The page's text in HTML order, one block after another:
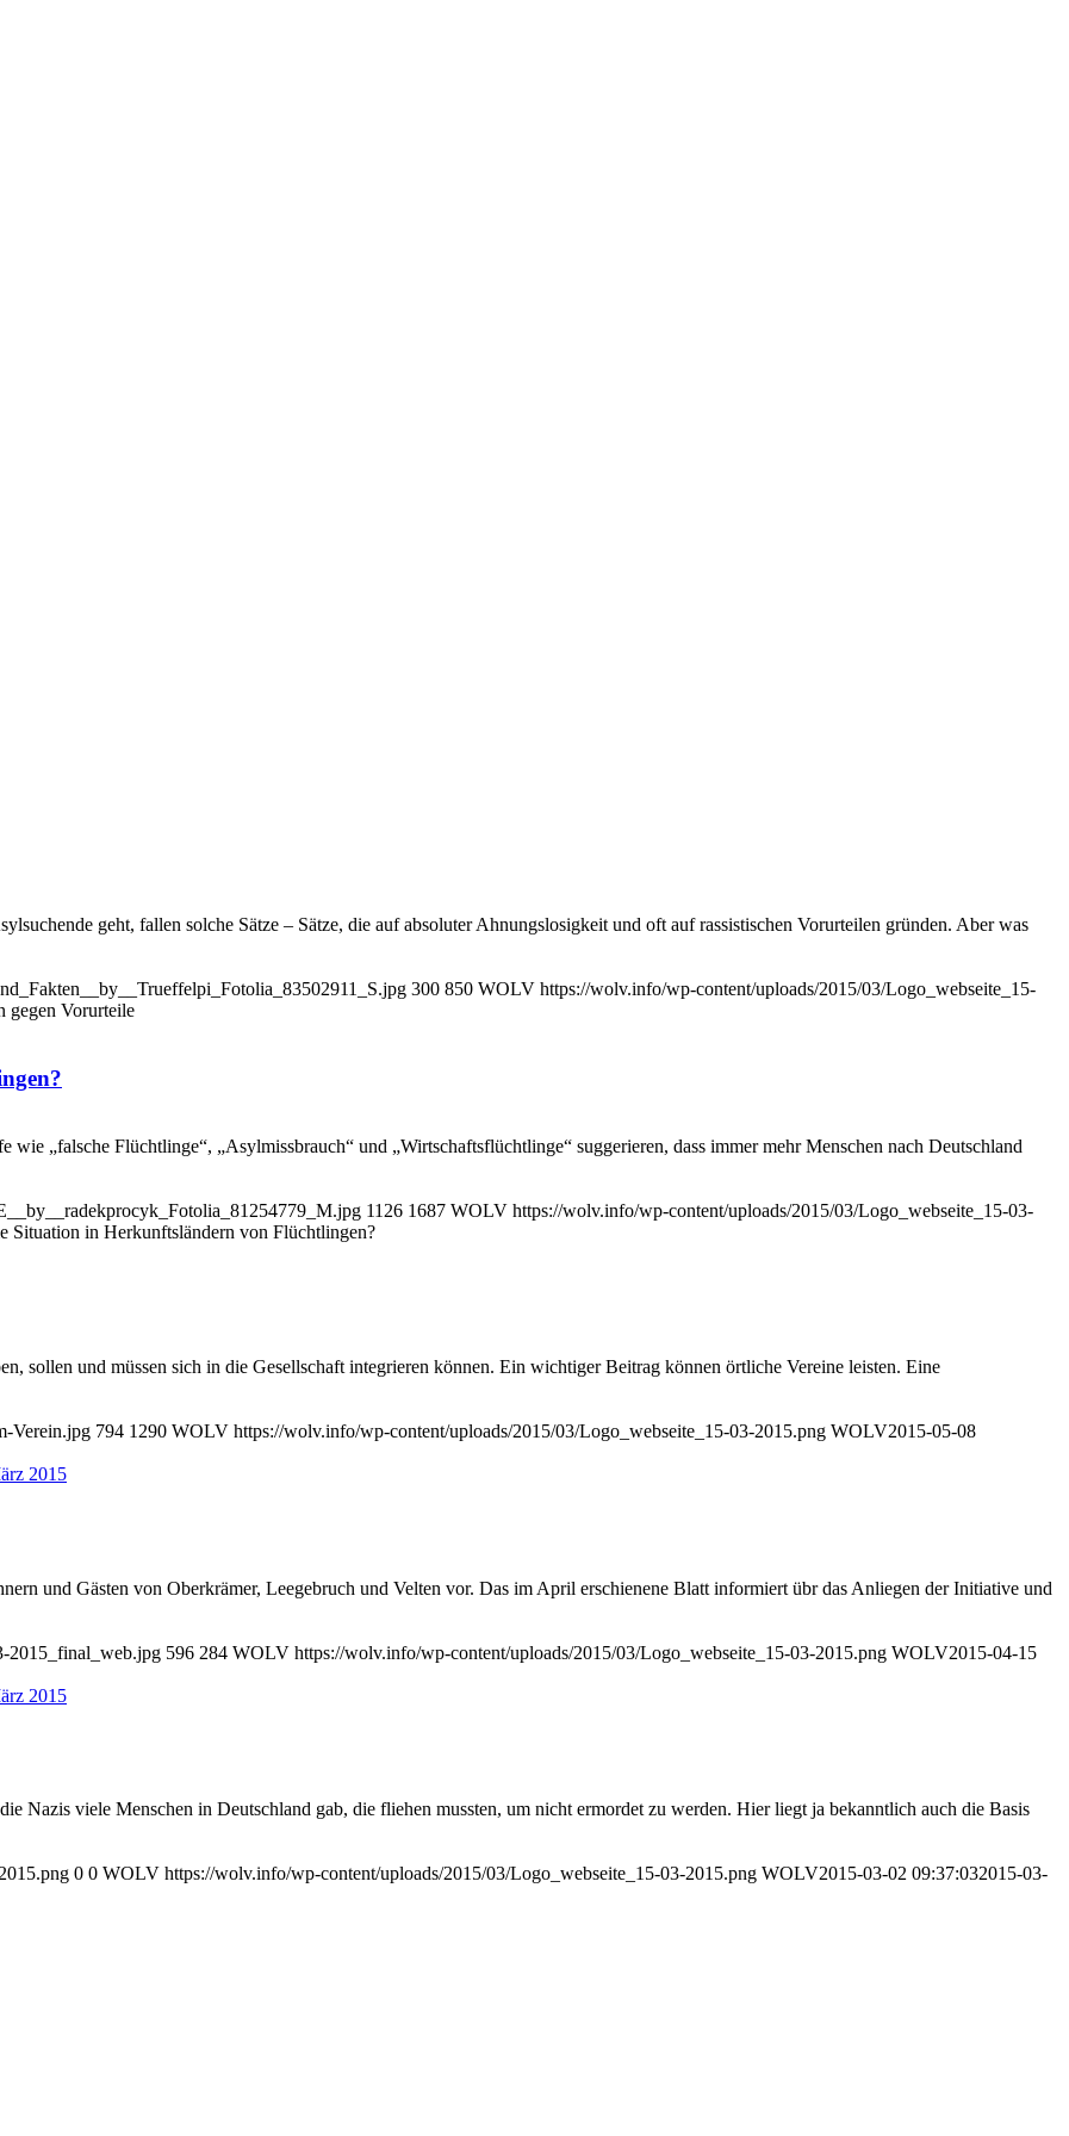
geht, fallen solche Sätze – Sätze, die auf absoluter Ahnungslosigkeit und oft auf rassistischen Vorurteilen gründen. Aber was
300 850 WOLV https://wolv.info/wp-content/uploads/2015/03/Logo_webseite_15-
gegen Vorurteile
„falsche Flüchtlinge“, „Asylmissbrauch“ und „Wirtschaftsflüchtlinge“ suggerieren, dass immer mehr Menschen nach Deutschland
1126 1687 WOLV https://wolv.info/wp-content/uploads/2015/03/Logo_webseite_15-03-
Situation in Herkunftsländern von Flüchtlingen?
sollen und müssen sich in die Gesellschaft integrieren können. Ein wichtiger Beitrag können örtliche Vereine leisten. Eine
Verein.jpg 794 1290 WOLV https://wolv.info/wp-content/uploads/2015/03/Logo_webseite_15-03-2015.png WOLV2015-05-08
und Gästen von Oberkrämer, Leegebruch und Velten vor. Das im April erschienene Blatt informiert übr das Anliegen der Initiative und
2015_final_web.jpg 596 284 WOLV https://wolv.info/wp-content/uploads/2015/03/Logo_webseite_15-03-2015.png WOLV2015-04-15
Nazis viele Menschen in Deutschland gab, die fliehen mussten, um nicht ermordet zu werden. Hier liegt ja bekanntlich auch die Basis
0 0 WOLV https://wolv.info/wp-content/uploads/2015/03/Logo_webseite_15-03-2015.png WOLV2015-03-02 09:37:032015-03-